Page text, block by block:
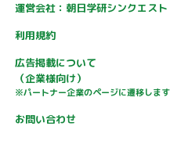
運営会社：朝日学研シンクエスト
利用規約
広告掲載について
（企業様向け）
※パートナー企業のページに遷移します
お問い合わせ